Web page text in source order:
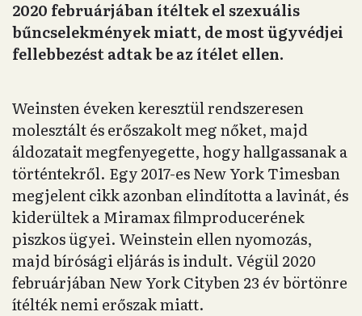
2020 februárjában ítéltek el szexuális
bűncselekmények miatt, de most ügyvédjei
fellebbezést adtak be az ítélet ellen.
Weinsten éveken keresztül rendszeresen
molesztált és erőszakolt meg nőket, majd
áldozatait megfenyegette, hogy hallgassanak a
történtekről. Egy 2017-es New York Timesban
megjelent cikk azonban elindította a lavinát, és
kiderültek a Miramax filmproducerének
piszkos ügyei. Weinstein ellen nyomozás,
majd bírósági eljárás is indult. Végül 2020
februárjában New York Cityben 23 év börtönre
ítélték nemi erőszak miatt.